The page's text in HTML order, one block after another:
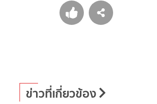
ข่าวที่เกี่ยวข้อง